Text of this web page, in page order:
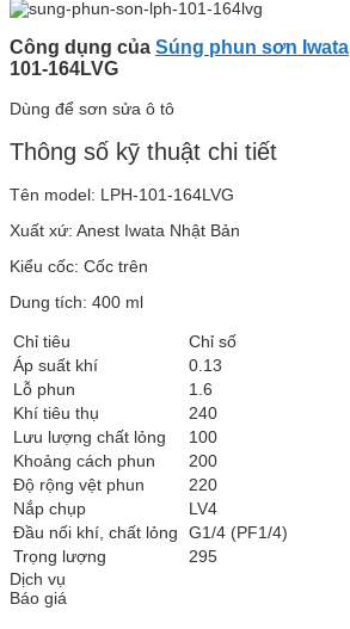
Công dụng của Súng phun sơn Iwata
101-164LVG
Dùng để sơn sửa ô tô
Thông số kỹ thuật chi tiết
Tên model: LPH-101-164LVG
Xuất xứ: Anest Iwata Nhật Bản
Kiểu cốc: Cốc trên
Dung tích: 400 ml
Chỉ tiêu Chỉ số
Áp suất khí
0.13
Lỗ phun
1.6
Khí tiêu thụ
240
Lưu lượng chất lỏng
100
Khoảng cách phun
200
Độ rộng vệt phun
220
Nắp chụp
LV4
Đầu nối khí, chất lỏng
G1/4 (PF1/4)
Trọng lượng
295
Dịch vụ
Báo giá